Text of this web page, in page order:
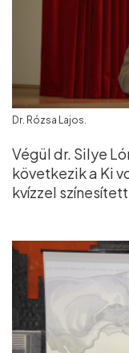
Dr. Rózsa Lajos.
Végül dr. Silye
következik a Ki
kvízzel